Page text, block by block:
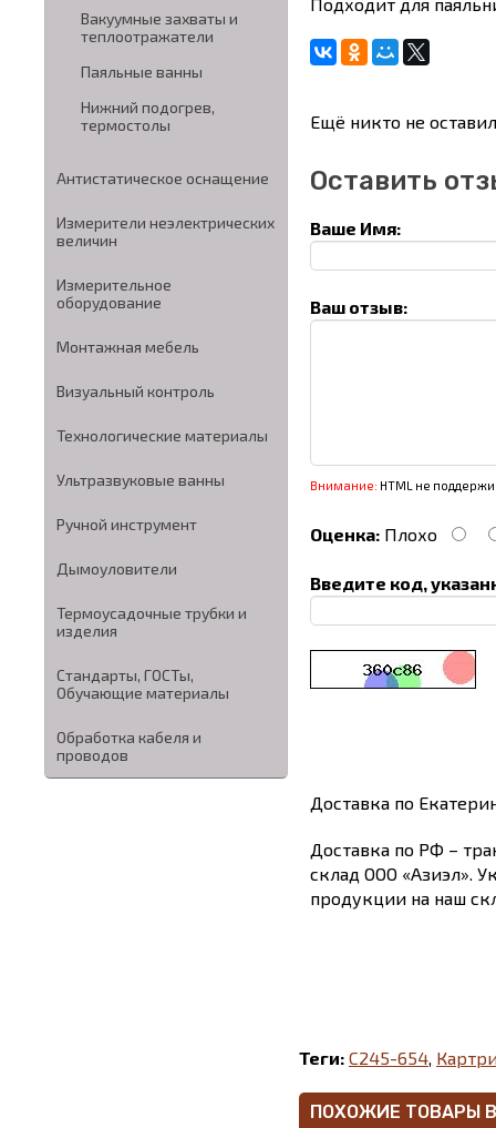
Вакуумные захваты и
теплоотражатели
Паяльные ванны
Нижний подогрев,
термостолы
Антистатическое оснащение
Измерители неэлектрических
величин
Измерительное
оборудование
Монтажная мебель
Визуальный контроль
Технологические материалы
Ультразвуковые ванны
Ручной инструмент
Дымоуловители
Термоусадочные трубки и
изделия
Стандарты, ГОСТы,
Обучающие материалы
Обработка кабеля и
проводов
Ещё никто не
Оставить
Ваше Имя:
Ваш отзыв:
Внимание: HTML не
Оценка: Плохо
Введите код,
Доставка по
Доставка по РФ –
склад ООО «Азиэл».
продукции на наш
Теги: C245-654
ПОХОЖИЕ ТОВАРЫ